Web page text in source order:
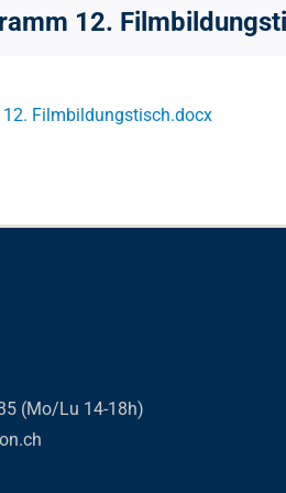
12.
Filmbildungstisch.docx
(Mo/Lu 14-18h)